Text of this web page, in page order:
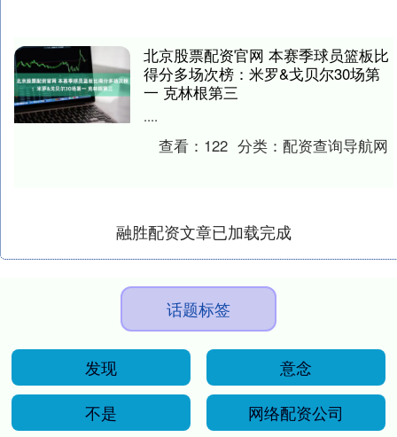
北京股票配资官网 本赛季球员篮板比
得分多场次榜：米罗&戈贝尔30场第
一 克林根第三
....
查看： 122 分类：配资查询导航网
融胜配资文章已加载完成
话题标签
发现
意念
不是
网络配资公司